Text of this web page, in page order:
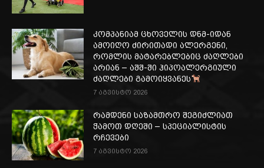
კომპანიამ ცხოველის დნმ-იდან
ამოიღო ძირითადი ალერგენი,
რომლის მატარებლებიც ძაღლები
არიან – აშშ-ში ჰიპოალერგიული
ძაღლები გამოიყვანეს
7 აგვისტო 2026
რამდენი საზამთრო შეგიძლიათ
ჭამოთ დღეში – სპეციალისტის
რჩევები
7 აგვისტო 2026